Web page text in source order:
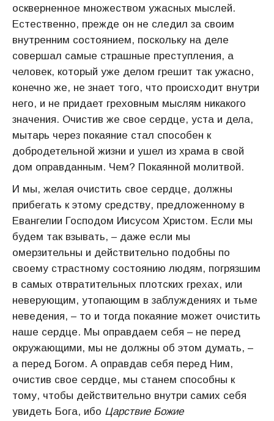
оскверненное множеством ужасных мыслей.
Естественно, прежде он не следил за своим
внутренним состоянием, поскольку на деле
совершал самые страшные преступления, а
человек, который уже делом грешит так ужасно,
конечно же, не знает того, что происходит внутри
него, и не придает греховным мыслям никакого
значения. Очистив же свое сердце, уста и дела,
мытарь через покаяние стал способен к
добродетельной жизни и ушел из храма в свой
дом оправданным. Чем? Покаянной молитвой.
И мы, желая очистить свое сердце, должны
прибегать к этому средству, предложенному в
Евангелии Господом Иисусом Христом. Если мы
будем так взывать, – даже если мы
омерзительны и действительно подобны по
своему страстному состоянию людям, погрязшим
в самых отвратительных плотских грехах, или
неверующим, утопающим в заблуждениях и тьме
неведения, – то и тогда покаяние может очистить
наше сердце. Мы оправдаем себя – не перед
окружающими, мы не должны об этом думать, –
а перед Богом. А оправдав себя перед Ним,
очистив свое сердце, мы станем способны к
тому, чтобы действительно внутри самих себя
увидеть Бога, ибо Царствие Божие